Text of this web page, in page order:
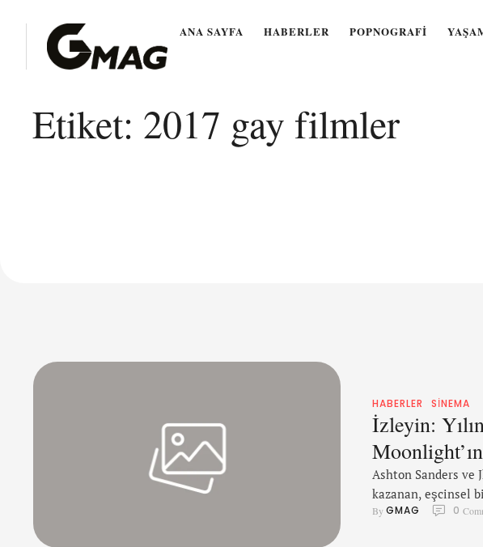
ANA SAYFA HABERLER POPNOGRAFI
Etiket: 2017 gay filmler
HABERLER SINEMA
İzleyin:
Ashton Sanders ve
kazanan, eşcinsel
çığır açan filmdeki
By GMAG 0